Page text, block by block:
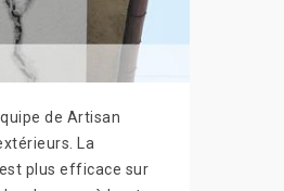
de Artisan
La
plus efficace sur